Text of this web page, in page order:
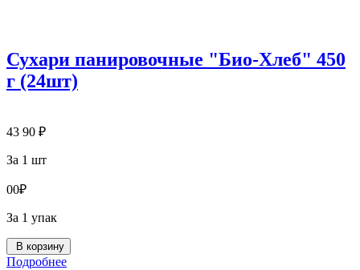
Сухари панировочные "Био-Хлеб" 450
г (24шт)
43 90 ₽
За 1 шт
00₽
За 1 упак
В корзину
Подробнее